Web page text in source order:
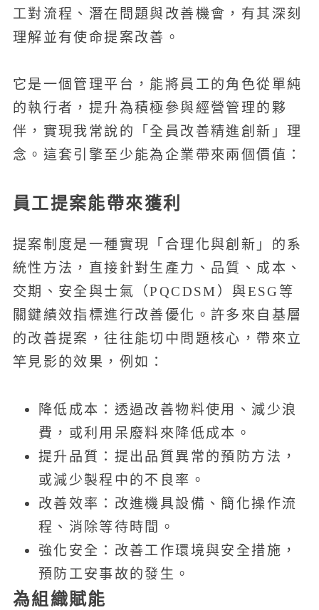
工對流程、潛在問題與改善機會，有其深刻
理解並有使命提案改善。
它是一個管理平台，能將員工的角色從單純
的執行者，提升為積極參與經營管理的夥
伴，實現我常說的「全員改善精進創新」理
念。這套引擎至少能為企業帶來兩個價值：
員工提案能帶來獲利
提案制度是一種實現「合理化與創新」的系
統性方法，直接針對生產力、品質、成本、
交期、安全與士氣（PQCDSM）與ESG等
關鍵績效指標進行改善優化。許多來自基層
的改善提案，往往能切中問題核心，帶來立
竿見影的效果，例如：
降低成本：透過改善物料使用、減少浪
費，或利用呆廢料來降低成本。
提升品質：提出品質異常的預防方法，
或減少製程中的不良率。
改善效率：改進機具設備、簡化操作流
程、消除等待時間。
強化安全：改善工作環境與安全措施，
預防工安事故的發生。
為組織賦能